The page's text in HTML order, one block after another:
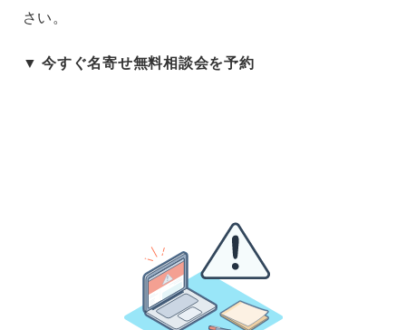
さい。
▼ 今すぐ名寄せ無料相談会を予約